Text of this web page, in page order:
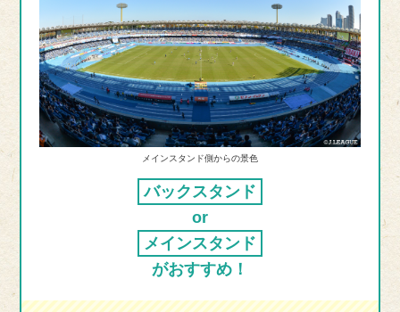
メインスタンド側からの景色
バックスタンド
or
メインスタンド
がおすすめ！